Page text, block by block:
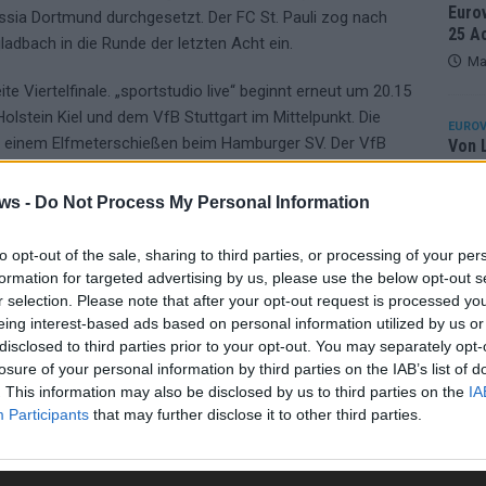
- Do Not Process My Personal Information
opt-out of the sale, sharing to third parties, or processing of your
for targeted advertising by us, please use the below opt-out
selection. Please note that after your opt-out request is processed
interest-based ads based on personal information utilized by us
to third parties prior to your opt-out. You may separately
of your personal information by third parties on the IAB’s list of
This information may also be disclosed by us to third parties on the
Participants that may further disclose it to other third parties.
Dortmund durchgesetzt. Der FC St. Pauli zog nach
in die Runde der letzten Acht ein.
Viertelfinale. „sportstudio live“ beginnt erneut um 20.15
Kiel und dem VfB Stuttgart im Mittelpunkt. Die
Elfmeterschießen beim Hamburger SV. Der VfB
beim Zweitligisten VfL Bochum durch.
Zusammenfassungen der Viertelfinalspiele nach dem
und ZDFheute bereit. Dort sind auch
des DFB-Pokals 2025/2026 abrufbar.
FC ST. PAULI HOLSTEIN KIEL VFB STUTTGART
25
Von
sein